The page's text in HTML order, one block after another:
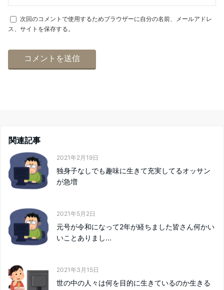
次回のコメントで使用するためブラウザーに自分の名前、メールアドレ
ス、サイトを保存する。
関連記事
2021年2月19日
独身子なしでも趣味に生きて充実してるオッサン
が急増
2021年5月2日
元号が令和になって2年が経ちました皆さん何かい
いことありまし...
2021年3月15日
世の中の人々は何を目的に生きているのか生きる